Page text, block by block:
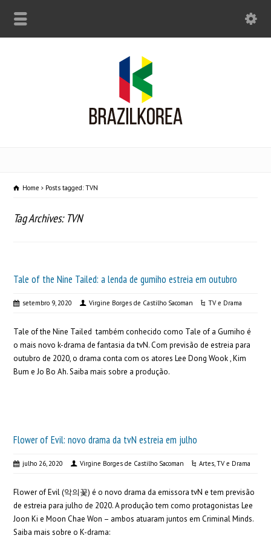
Home Posts tagged: TVN
Tag Archives: TVN
Tale of the Nine Tailed: a lenda de gumiho estreia em outubro
setembro 9, 2020 Virgine Borges de Castilho Sacoman TV e Drama
Tale of the Nine Tailed também conhecido como Tale of a Gumiho é
o mais novo k-drama de fantasia da tvN. Com previsão de estreia para
outubro de 2020, o drama conta com os atores Lee Dong Wook , Kim
Bum e Jo Bo Ah. Saiba mais sobre a produção.
Flower of Evil: novo drama da tvN estreia em julho
julho 26, 2020 Virgine Borges de Castilho Sacoman Artes,TV e Drama
Flower of Evil (악의꽃) é o novo drama da emissora tvN e tem previsão
de estreia para julho de 2020. A produção tem como protagonistas Lee
Joon Ki e Moon Chae Won – ambos atuaram juntos em Criminal Minds.
Saiba mais sobre o K-drama: